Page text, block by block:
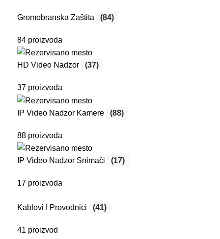
Gromobranska Zaštita (84)
84 proizvoda
HD Video Nadzor (37)
37 proizvoda
IP Video Nadzor Kamere (88)
88 proizvoda
IP Video Nadzor Snimači (17)
17 proizvoda
Kablovi I Provodnici (41)
41 proizvod